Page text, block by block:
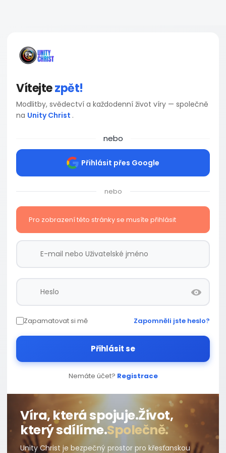
Vítejtezpět!
Modlitby, svědectví a každodenní život víry — společně
na Unity Christ .
nebo
Přihlásit přes Google
nebo
Pro zobrazení této stránky se musíte přihlásit
Zapamatovat si mě Zapomněli jste heslo?
Přihlásit se
Nemáte účet? Registrace
Víra, která spojuje.Život,
který sdílíme.Společně.
Unity Christ je bezpečný prostor pro křesťanskou